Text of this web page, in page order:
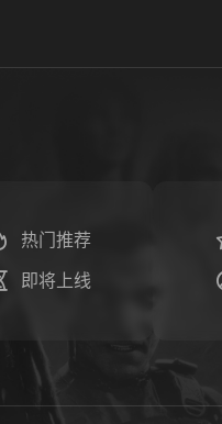
热门推荐
即将上线